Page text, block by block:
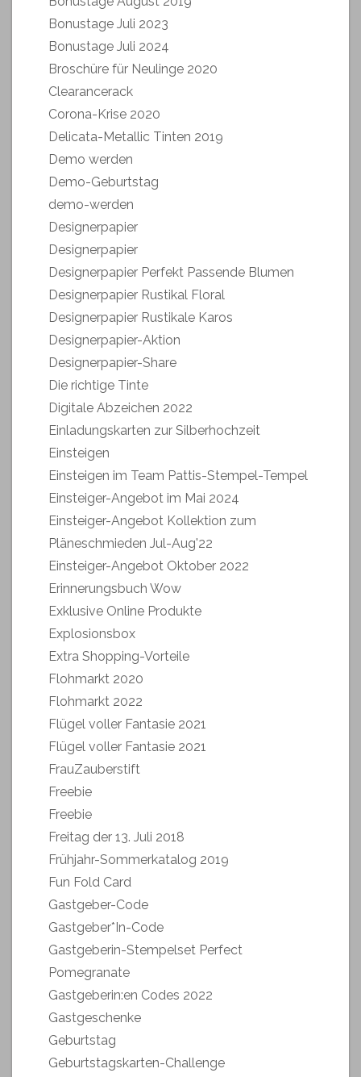
Bonustage Juli 2023
Bonustage Juli 2024
Broschüre für Neulinge 2020
Clearancerack
Corona-Krise 2020
Delicata-Metallic Tinten 2019
Demo werden
Demo-Geburtstag
demo-werden
Designerpapier
Designerpapier
Designerpapier Perfekt Passende Blumen
Designerpapier Rustikal Floral
Designerpapier Rustikale Karos
Designerpapier-Aktion
Designerpapier-Share
Die richtige Tinte
Digitale Abzeichen 2022
Einladungskarten zur Silberhochzeit
Einsteigen
Einsteigen im Team Pattis-Stempel-Tempel
Einsteiger-Angebot im Mai 2024
Einsteiger-Angebot Kollektion zum
Pläneschmieden Jul-Aug'22
Einsteiger-Angebot Oktober 2022
Erinnerungsbuch Wow
Exklusive Online Produkte
Explosionsbox
Extra Shopping-Vorteile
Flohmarkt 2020
Flohmarkt 2022
Flügel voller Fantasie 2021
Flügel voller Fantasie 2021
FrauZauberstift
Freebie
Freebie
Freitag der 13. Juli 2018
Frühjahr-Sommerkatalog 2019
Fun Fold Card
Gastgeber-Code
Gastgeber*In-Code
Gastgeberin-Stempelset Perfect
Pomegranate
Gastgeberin:en Codes 2022
Gastgeschenke
Geburtstag
Geburtstagskarten-Challenge